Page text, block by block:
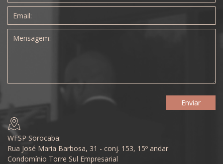
WFSP Sorocaba:
Rua José Maria Barbosa, 31 - conj. 153, 15º andar
Condomínio Torre Sul Empresarial